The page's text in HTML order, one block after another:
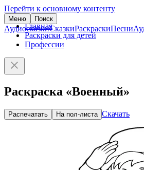
Перейти к основному контенту
Меню Поиск
АудиосказкиСказкиРаскраскиПесни
Главная
Раскраски для детей
Профессии
Раскраска «Военный»
Распечатать На пол-листа Скачать